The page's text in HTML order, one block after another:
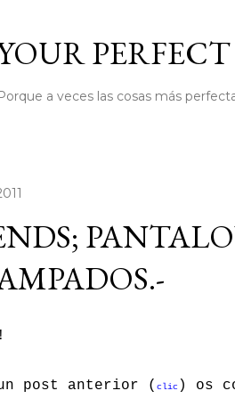
a veces las cosas más
post anterior ( clic ) os